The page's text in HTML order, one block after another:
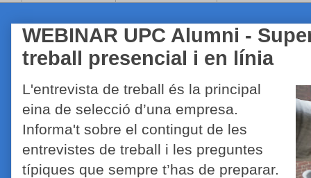
WEBINAR UPC Alumni -
treball presencial i en línia
L'entrevista de treball és la principal
eina de selecció d’una empresa.
Informa't sobre el contingut de les
entrevistes de treball i les preguntes
típiques que sempre t’has de preparar.